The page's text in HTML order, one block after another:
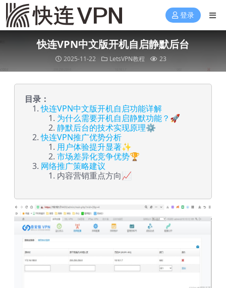
登录
快连VPN中文版开机自启静默后台
2025-11-22 LetsVPN教程 23
目录：
快连VPN中文版开机自启功能详解
为什么需要开机自启静默功能？🚀
静默后台的技术实现原理⚙️
快连VPN推广优势分析
用户体验提升显著✨
市场差异化竞争优势🏆
网络推广策略建议
内容营销重点方向📈